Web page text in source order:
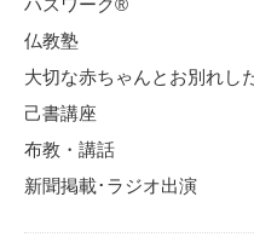
ハスワーク®
仏教塾
大切な赤ちゃんとお別れし
己書講座
布教・講話
新聞掲載･ラジオ出演